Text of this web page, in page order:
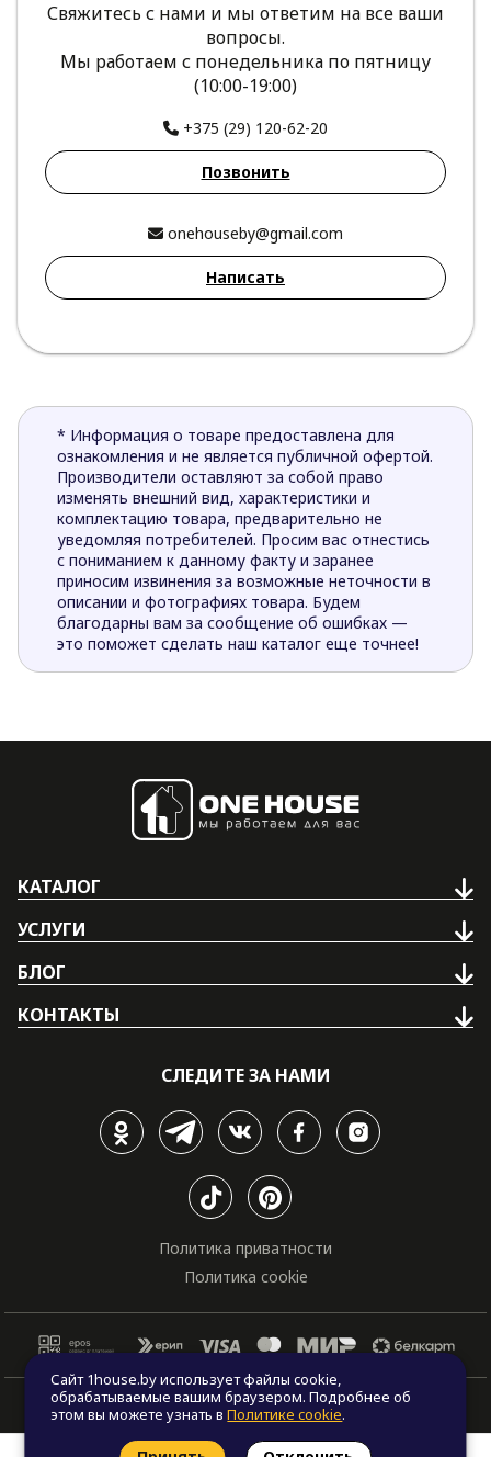
Свяжитесь с нами и мы ответим на все ваши
вопросы.
Мы работаем с понедельника по пятницу
(10:00-19:00)
+375 (29) 120-62-20
Позвонить
onehouseby@gmail.com
Написать
* Информация о товаре предоставлена для
ознакомления и не является публичной офертой.
Производители оставляют за собой право
изменять внешний вид, характеристики и
комплектацию товара, предварительно не
уведомляя потребителей. Просим вас отнестись
с пониманием к данному факту и заранее
приносим извинения за возможные неточности в
описании и фотографиях товара. Будем
благодарны вам за сообщение об ошибках —
это поможет сделать наш каталог еще точнее!
КАТАЛОГ
УСЛУГИ
БЛОГ
КОНТАКТЫ
СЛЕДИТЕ ЗА НАМИ
Политика приватности
Политика cookie
© Все права защищены. "One house", 2011 - 2026
Сайт 1house.by использует файлы cookie,
обрабатываемые вашим браузером. Подробнее об
этом вы можете узнать вПолитике cookie.